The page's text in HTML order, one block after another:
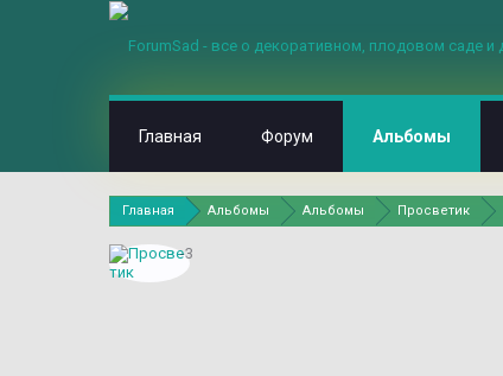
Главная Альбомы Альбомы Просветик
-3
Главная Форум Альбомы